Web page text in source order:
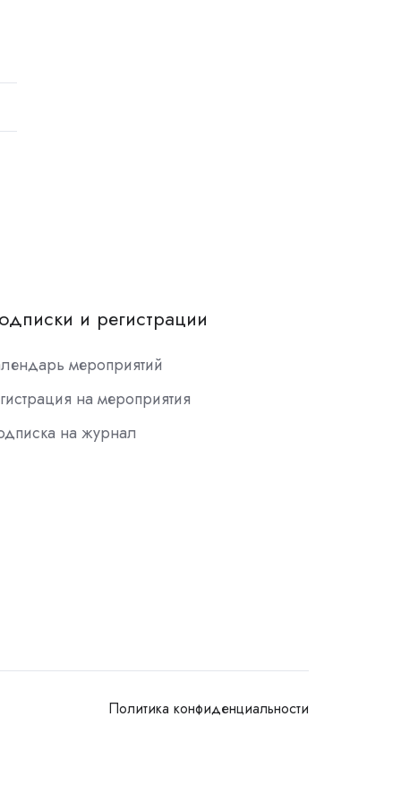
и регистрации
мероприятий
на мероприятия
на журнал
Политика конфиденциальности